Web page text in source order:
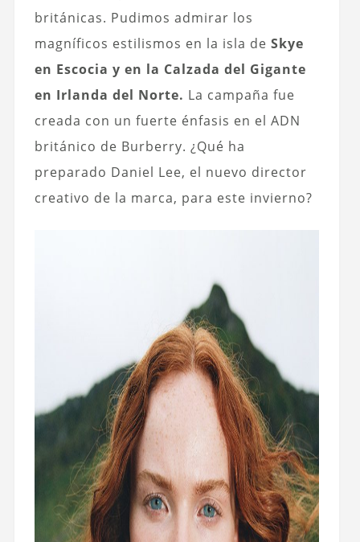
británicas. Pudimos admirar los
magníficos estilismos en la isla de Skye
en Escocia y en la Calzada del Gigante
en Irlanda del Norte. La campaña fue
creada con un fuerte énfasis en el ADN
británico de Burberry. ¿Qué ha
preparado Daniel Lee, el nuevo director
creativo de la marca, para este invierno?